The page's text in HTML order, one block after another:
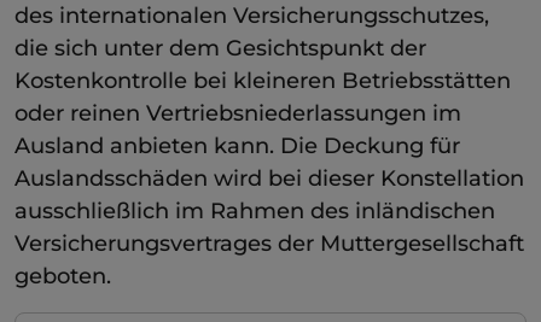
des internationalen Versicherungsschutzes,
die sich unter dem Gesichtspunkt der
Kostenkontrolle bei kleineren Betriebsstätten
oder reinen Vertriebsniederlassungen im
Ausland anbieten kann. Die Deckung für
Auslandsschäden wird bei dieser Konstellation
ausschließlich im Rahmen des inländischen
Versicherungsvertrages der Muttergesellschaft
geboten.